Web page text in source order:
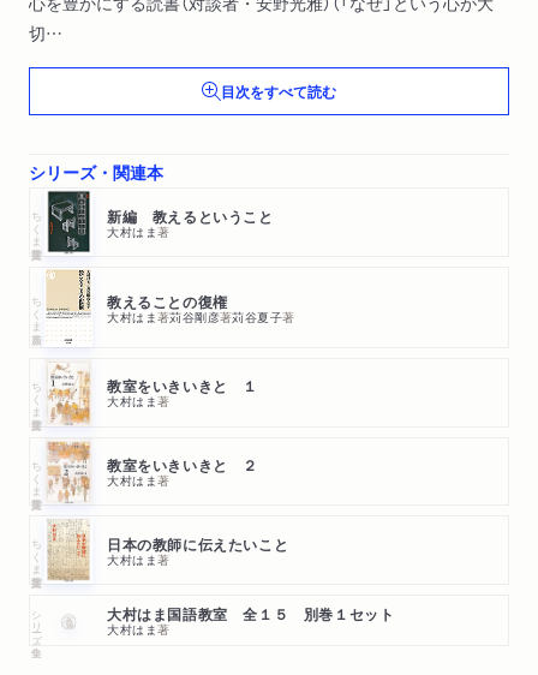
切
『旅の絵本』の魅力
文字がないとわからない？ ほか）
目次をすべて読む
シリーズ・関連本
ちくま学芸文庫 新編 教えるということ
大村はま著
ちくま新書 教えることの復権
大村はま著苅谷剛彦著苅谷夏子著
ちくま学芸文庫 教室をいきいきと １
大村はま著
ちくま学芸文庫 教室をいきいきと ２
大村はま著
ちくま学芸文庫 日本の教師に伝えたいこと
大村はま著
シリーズ・全集 大村はま国語教室 全１５ 別巻１セット
大村はま著